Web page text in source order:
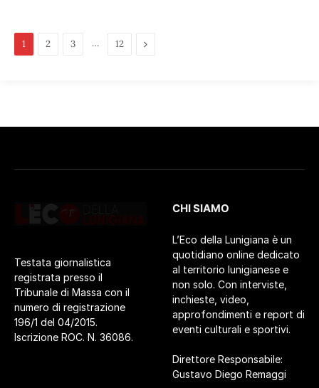
1 2 3 … 12
Pagina
Testata giornalistica
registrata presso il
Tribunale di Massa con il
numero di registrazione
196/1 del 04/2015.
Iscrizione ROC. N. 36086.
CHI SIAMO
L’Eco della Lunigiana è un
quotidiano online dedicato
al territorio lunigianese e
non solo. Con interviste,
inchieste, video,
approfondimenti e report di
eventi culturali e sportivi.
Direttore Responsabile:
Gustavo Diego Remaggi